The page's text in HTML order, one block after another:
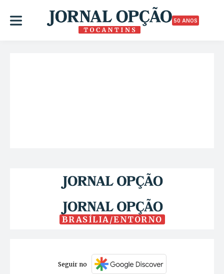
50 ANOS
BRASÍLIA/ENTORNO
Seguir no